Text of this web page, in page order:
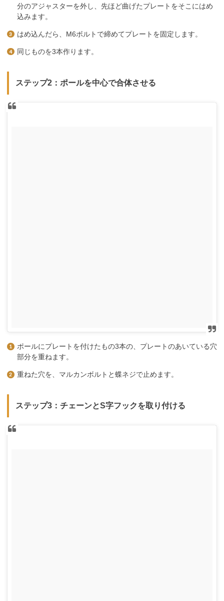
分のアジャスターを外し、先ほど曲げたプレートをそこにはめ
込みます。
はめ込んだら、M6ボルトで締めてプレートを固定します。
同じものを3本作ります。
ステップ2：ポールを中心で合体させる
ポールにプレートを付けたもの3本の、プレートのあいている穴
部分を重ねます。
重ねた穴を、マルカンボルトと蝶ネジで止めます。
ステップ3：チェーンとS字フックを取り付ける